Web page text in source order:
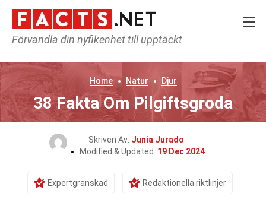
Förvandla din nyfikenhet till upptäckt
Home Natur Djur
38 Fakta Om Pilgiftsgroda
Skriven Av: Junia Jurado
Modified & Updated: 19 Dec 2024
Expertgranskad Redaktionella riktlinjer